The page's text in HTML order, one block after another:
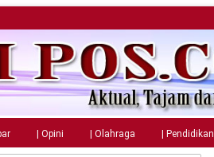
| Opini | Olahraga | Pendidikan